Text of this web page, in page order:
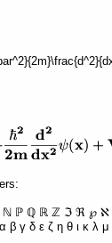
ℙ ℚ ℝ ℤ ℑ ℜ ℘
γ δ ε ζ η θ ι κ λ